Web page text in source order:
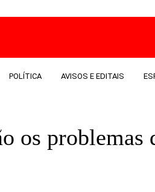
POLÍTICA AVISOS E EDITAIS
os